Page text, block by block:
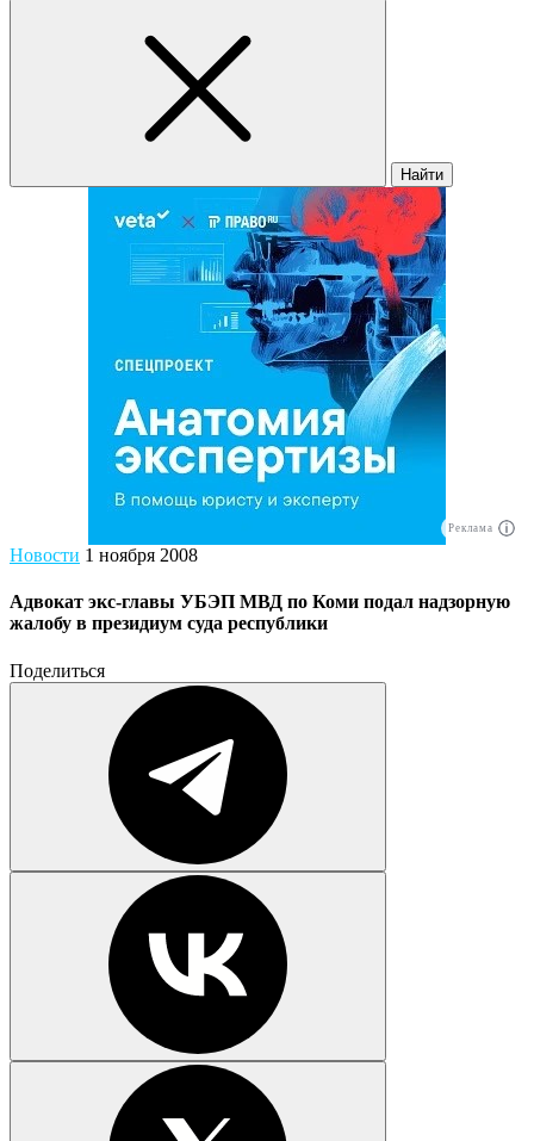
Найти
Реклама
Новости 1 ноября 2008
Адвокат экс-главы УБЭП МВД по Коми подал надзорную
жалобу в президиум суда республики
Поделиться